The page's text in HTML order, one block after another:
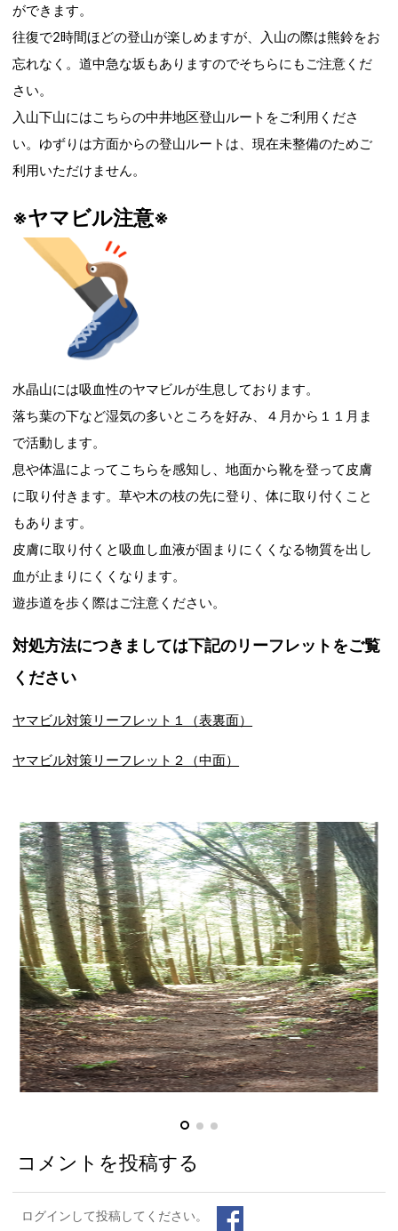
ができます。
往復で2時間ほどの登山が楽しめますが、入山の際は熊鈴をお
忘れなく。道中急な坂もありますのでそちらにもご注意くだ
さい。
入山下山にはこちらの中井地区登山ルートをご利用くださ
い。ゆずりは方面からの登山ルートは、現在未整備のためご
利用いただけません。
※ヤマビル注意※
水晶山には吸血性のヤマビルが生息しております。
落ち葉の下など湿気の多いところを好み、４月から１１月ま
で活動します。
息や体温によってこちらを感知し、地面から靴を登って皮膚
に取り付きます。草や木の枝の先に登り、体に取り付くこと
もあります。
皮膚に取り付くと吸血し血液が固まりにくくなる物質を出し
血が止まりにくくなります。
遊歩道を歩く際はご注意ください。
対処方法につきましては下記のリーフレットをご覧
ください
ヤマビル対策リーフレット１（表裏面）
ヤマビル対策リーフレット２（中面）
コメントを投稿する
ログインして投稿してください。